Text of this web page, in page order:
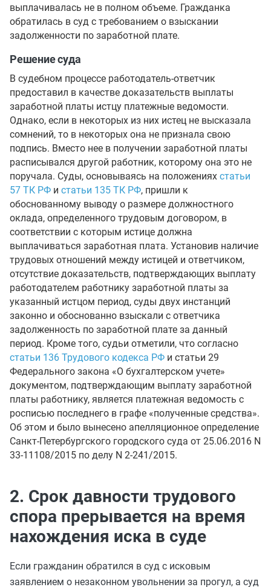
выплачивалась не в полном объеме. Гражданка
обратилась в суд с требованием о взыскании
задолженности по заработной плате.
Решение суда
В судебном процессе работодатель-ответчик
предоставил в качестве доказательств выплаты
заработной платы истцу платежные ведомости.
Однако, если в некоторых из них истец не высказала
сомнений, то в некоторых она не признала свою
подпись. Вместо нее в получении заработной платы
расписывался другой работник, которому она это не
поручала. Суды, основываясь на положениях статьи
57 ТК РФ и статьи 135 ТК РФ, пришли к
обоснованному выводу о размере должностного
оклада, определенного трудовым договором, в
соответствии с которым истице должна
выплачиваться заработная плата. Установив наличие
трудовых отношений между истицей и ответчиком,
отсутствие доказательств, подтверждающих выплату
работодателем работнику заработной платы за
указанный истцом период, суды двух инстанций
законно и обоснованно взыскали с ответчика
задолженность по заработной плате за данный
период. Кроме того, судьи отметили, что согласно
статьи 136 Трудового кодекса РФ и статьи 29
Федерального закона «О бухгалтерском учете»
документом, подтверждающим выплату заработной
платы работнику, является платежная ведомость с
росписью последнего в графе «полученные средства».
Об этом и было вынесено апелляционное определение
Санкт-Петербургского городского суда от 25.06.2016 N
33-11108/2015 по делу N 2-241/2015.
2. Срок давности трудового
спора прерывается на время
нахождения иска в суде
Если гражданин обратился в суд с исковым
заявлением о незаконном увольнении за прогул, а суд